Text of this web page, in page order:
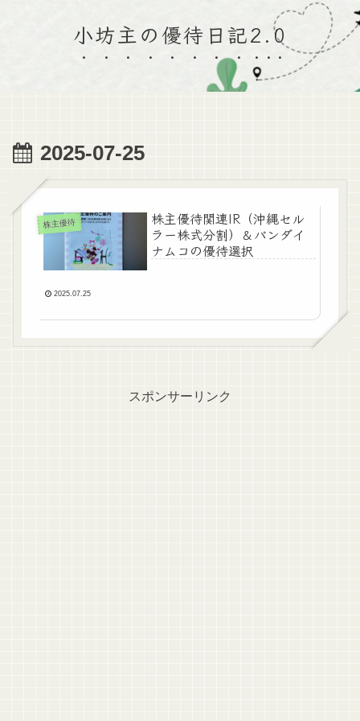
小坊主の優待日記2.0
2025-07-25
株主優待
株主優待関連IR（沖縄セル
ラー株式分割）＆バンダイ
ナムコの優待選択
2025.07.25
スポンサーリンク